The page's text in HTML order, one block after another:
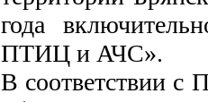
года
ПТИЦ и АЧС».
В соответствии с